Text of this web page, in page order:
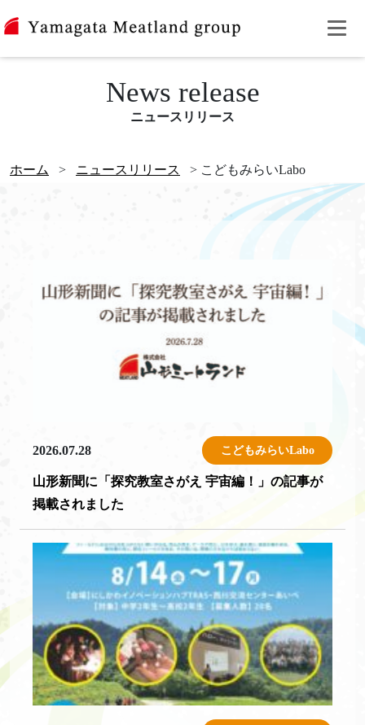
News release
ニュースリリース
ホーム > ニュースリリース > こどもみらいLabo
2026.07.28 こどもみらいLabo
山形新聞に「探究教室さがえ 宇宙編！」の記事が
掲載されました